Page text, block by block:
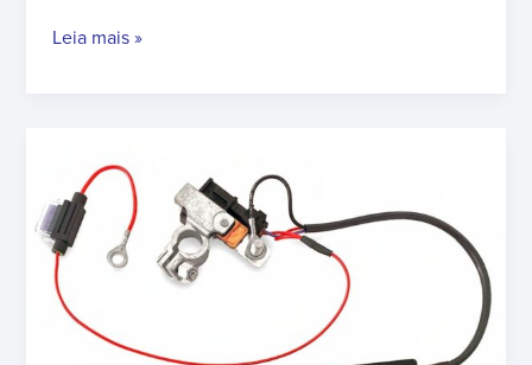
Baterias
elas
podem
substituir
as
de
lítio?
Leia mais »